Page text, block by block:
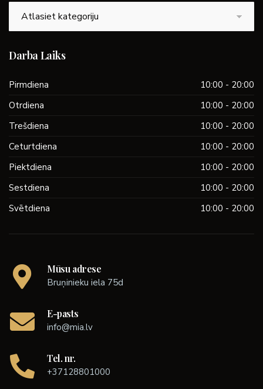
Darba Laiks
Pirmdiena
10:00 - 20:00
Otrdiena
10:00 - 20:00
Trešdiena
10:00 - 20:00
Ceturtdiena
10:00 - 20:00
Piektdiena
10:00 - 20:00
Sestdiena
10:00 - 20:00
Svētdiena
10:00 - 20:00
Mūsu adrese
Bruņinieku iela 75d
E-pasts
info@mia.lv
Tel. nr.
+37128801000